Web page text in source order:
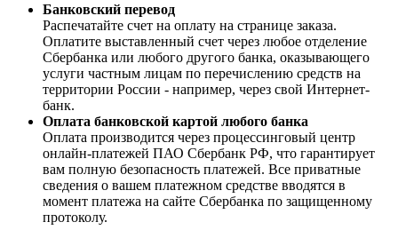
Банковский перевод
Распечатайте счет на оплату на странице заказа.
Оплатите выставленный счет через любое отделение
Сбербанка или любого другого банка, оказывающего
услуги частным лицам по перечислению средств на
территории России - например, через свой Интернет-
банк.
Оплата банковской картой любого банка
Оплата производится через процессинговый центр
онлайн-платежей ПАО Сбербанк РФ, что гарантирует
вам полную безопасность платежей. Все приватные
сведения о вашем платежном средстве вводятся в
момент платежа на сайте Сбербанка по защищенному
протоколу.